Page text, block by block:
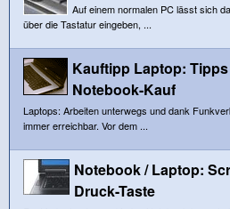
Auf einem normalen PC lässt sich
über die Tastatur eingeben, ...
Kauftipp Laptop:
Notebook-Kauf
Laptops: Arbeiten unterwegs und dank
immer erreichbar. Vor dem ...
Notebook / Laptop:
Druck-Taste